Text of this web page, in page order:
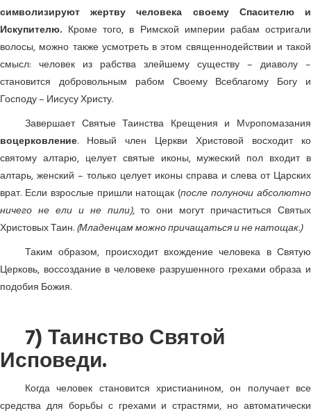
символизируют жертву человека своему Спасителю и
Искупителю. Кроме того, в Римской империи рабам остригали
волосы, можно также усмотреть в этом священнодействии и такой
смысл: человек из рабства злейшему существу – диаволу –
становится добровольным рабом Своему Всеблагому Богу и
Господу – Иисусу Христу.
Завершает Святые Таинства Крещения и Мvропомазания
воцерковление. Новый член Церкви Христовой восходит ко
святому алтарю, целует святые иконы, мужеский пол входит в
алтарь, женский – только целует иконы справа и слева от Царских
врат. Если взрослые пришли натощак (после полуночи абсолютно
ничего не ели и не пили), то они могут причаститься Святых
Христовых Таин.(Младенцам можно причащаться и не натощак.)
Таким образом, происходит вхождение человека в Святую
Церковь, воссоздание в человеке разрушенного грехами образа и
подобия Божия.
7) Таинство Святой
Исповеди.
Когда человек становится христианином, он получает все
средства для борьбы с грехами и страстями, но автоматически